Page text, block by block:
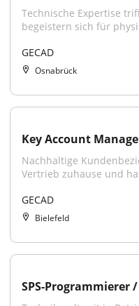
Technische Expertise
begeistern sich für
GECAD
Osnabrück
Key Account
Nachhaltige
Vertrieb zuhause und
GECAD
Bielefeld
SPS-